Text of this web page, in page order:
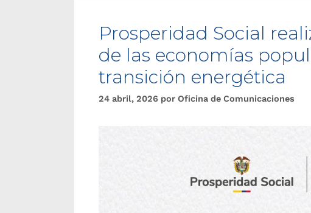
Prosperidad Social
de las economías
transición energética
24 abril, 2026 por Oficina de Comunicaciones